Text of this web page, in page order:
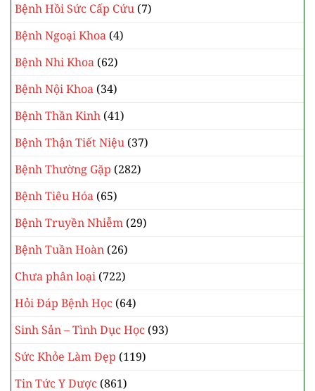
Bệnh Hồi Sức Cấp Cứu (7)
Bệnh Ngoại Khoa (4)
Bệnh Nhi Khoa (62)
Bệnh Nội Khoa (34)
Bệnh Thần Kinh (41)
Bệnh Thận Tiết Niệu (37)
Bệnh Thường Gặp (282)
Bệnh Tiêu Hóa (65)
Bệnh Truyền Nhiễm (29)
Bệnh Tuần Hoàn (26)
Chưa phân loại (722)
Hỏi Đáp Bệnh Học (64)
Sinh Sản – Tình Dục Học (93)
Sức Khỏe Làm Đẹp (119)
Tin Tức Y Dược (861)